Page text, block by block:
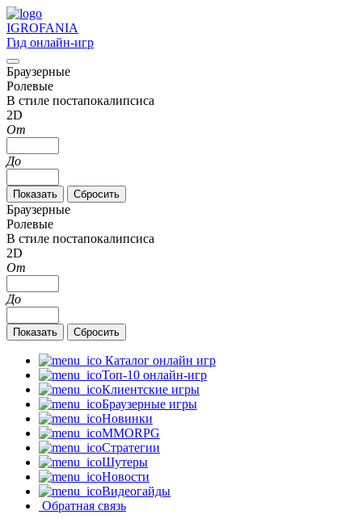
IGROFANIA
Гид онлайн-игр
Браузерные
Ролевые
В стиле постапокалипсиса
2D
От
До
Браузерные
Ролевые
В стиле постапокалипсиса
2D
От
До
Каталог онлайн игр
Топ-10 онлайн-игр
Клиентские игры
Браузерные игры
Новинки
MMORPG
Стратегии
Шутеры
Новости
Видеогайды
Обратная связь